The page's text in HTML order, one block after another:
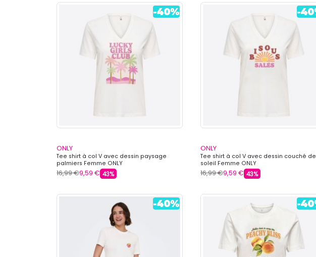
ONLY
Tee shirt à col V avec dessin paysage
palmiers Femme ONLY
16,99 €9,59 € 43%
ONLY
Tee shirt à col V avec dessin couché de
soleil Femme ONLY
16,99 €9,59 € 43%